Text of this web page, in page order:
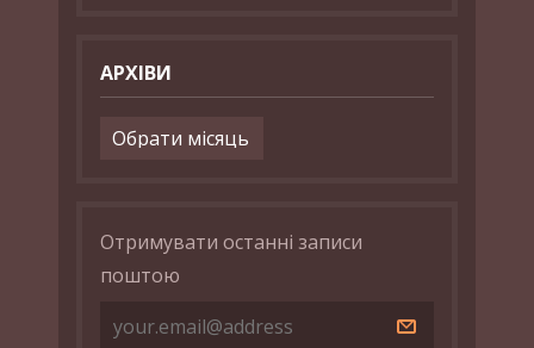
АРХІВИ
Архіви
Отримувати останні записи
поштою